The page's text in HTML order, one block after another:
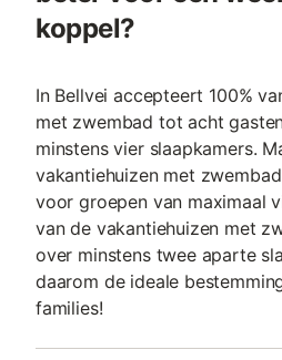
koppel?
In Bellvei accepteert 100%
met zwembad tot acht
minstens vier slaapkamers.
vakantiehuizen met
voor groepen van maximaal
van de vakantiehuizen met
over minstens twee aparte
daarom de ideale
families!